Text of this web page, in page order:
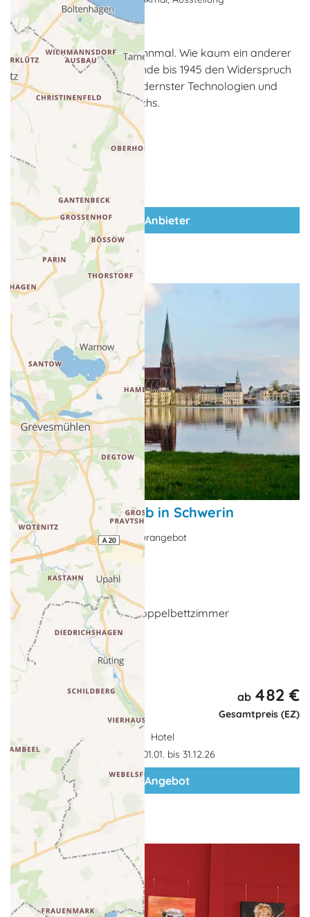
Peenemünde
Historisch-technisches Mahnmal. Wie kaum ein anderer
Ort verkörperte Peenemünde bis 1945 den Widerspruch
zwischen der Nutzung modernster Technologien und
ihres politischen Missbrauchs.
zum Anbieter
Schnupperkurzurlaub in Schwerin
Kurzurlaubsangebot, Kulturangebot
Schwerin
ganzjährig buchbar
4 x Übernachtung im Doppelbettzimmer
4 x Frühstück
... weitere Leistungen
5 Tage, ab 482 €
Gesamtpreis (EZ)
Hotel
Gültigkeit: 01.01. bis 31.12.26
zum Angebot